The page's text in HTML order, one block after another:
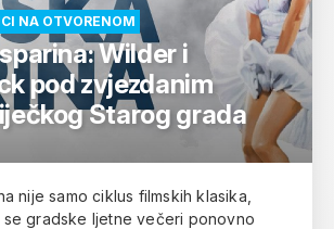
NA OTVORENOM
Wilder i
pod zvjezdanim
Starog grada
nije samo ciklus filmskih klasika,
gradske ljetne večeri ponovno